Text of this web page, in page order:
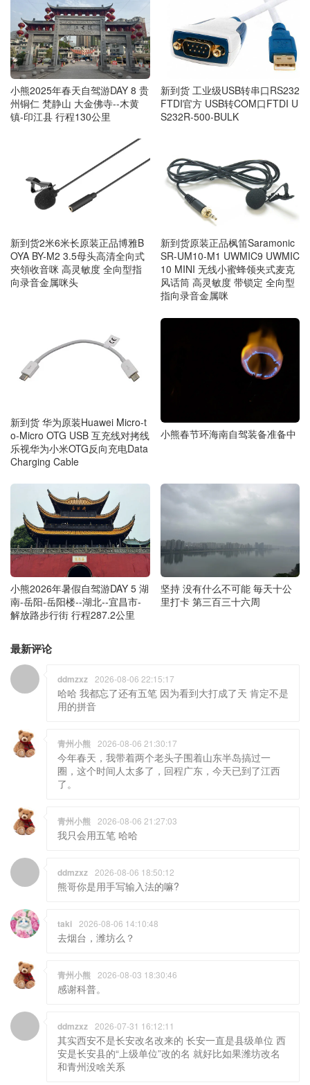
小熊2025年春天自驾游DAY 8 贵
州铜仁 梵静山 大金佛寺--木黄
镇-印江县 行程130公里
新到货 工业级USB转串口RS232
FTDI官方 USB转COM口FTDI U
S232R-500-BULK
新到货2米6米长原装正品博雅B
OYA BY-M2 3.5母头高清全向式
夾領收音咪 高灵敏度 全向型指
向录音金属咪头
新到货原装正品枫笛Saramonic
SR-UM10-M1 UWMIC9 UWMIC
10 MINI 无线小蜜蜂领夹式麦克
风话筒 高灵敏度 带锁定 全向型
指向录音金属咪
新到货 华为原装Huawei Micro-t
o-Micro OTG USB 互充线对拷线
乐视华为小米OTG反向充电Data
Charging Cable
小熊春节环海南自驾装备准备中
小熊2026年暑假自驾游DAY 5 湖
南-岳阳-岳阳楼--湖北--宜昌市-
解放路步行街 行程287.2公里
坚持 没有什么不可能 毎天十公
里打卡 第三百三十六周
最新评论
ddmzxz 2026-08-06 22:15:17
哈哈 我都忘了还有五笔 因为看到大打成了天 肯定不是
用的拼音
青州小熊 2026-08-06 21:30:17
今年春天，我带着两个老头子围着山东半岛搞过一
圈，这个时间人太多了，回程广东，今天已到了江西
了。
青州小熊 2026-08-06 21:27:03
我只会用五笔 哈哈
ddmzxz 2026-08-06 18:50:12
熊哥你是用手写输入法的嘛?
taki 2026-08-06 14:10:48
去烟台，潍坊么？
青州小熊 2026-08-03 18:30:46
感谢科普。
ddmzxz 2026-07-31 16:12:11
其实西安不是长安改名改来的 长安一直是县级单位 西
安是长安县的“上级单位”改的名 就好比如果潍坊改名
和青州没啥关系